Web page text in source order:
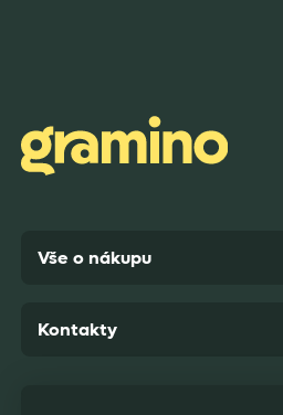
Anonym,před 7 dny
Vše o nákupu
Kontakty